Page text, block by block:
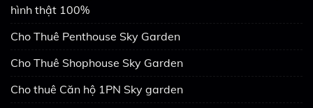
hình thật 100%
Cho Thuê Penthouse Sky Garden
Cho Thuê Shophouse Sky Garden
Cho thuê Căn hộ 1PN Sky garden